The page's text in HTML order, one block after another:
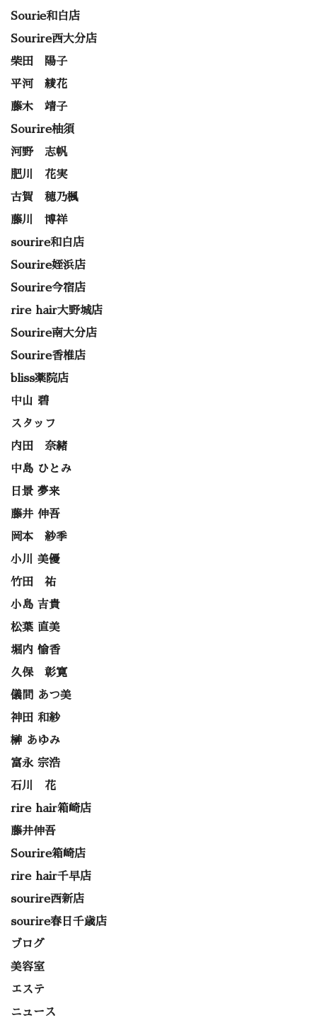
Sourie和白店
Sourire西大分店
柴田 陽子
平河 綾花
藤木 靖子
Sourire柚須
河野 志帆
肥川 花実
古賀 穂乃楓
藤川 博祥
sourire和白店
Sourire姪浜店
Sourire今宿店
rire hair大野城店
Sourire南大分店
Sourire香椎店
bliss薬院店
中山 碧
スタッフ
内田 奈緒
中島 ひとみ
日景 夢来
藤井 伸吾
岡本 紗季
小川 美優
竹田 祐
小島 吉貴
松葉 直美
堀内 愉香
久保 彰寛
儀間 あつ美
神田 和紗
榊 あゆみ
富永 宗浩
石川 花
rire hair箱崎店
藤井伸吾
Sourire箱崎店
rire hair千早店
sourire西新店
sourire春日千歳店
ブログ
美容室
エステ
ニュース